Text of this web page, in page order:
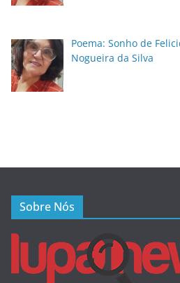
Poema: Sonho de
Nogueira da Silva
Sobre Nós